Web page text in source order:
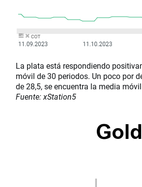
La plata está respondiendo
móvil de 30 periodos. Un poco por
de 28,5, se encuentra la media
Fuente: xStation5